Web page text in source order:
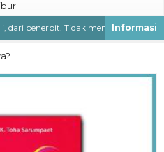
penerbit. Tidak menjual buku